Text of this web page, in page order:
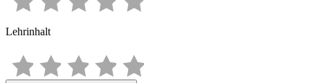
Lehrinhalt